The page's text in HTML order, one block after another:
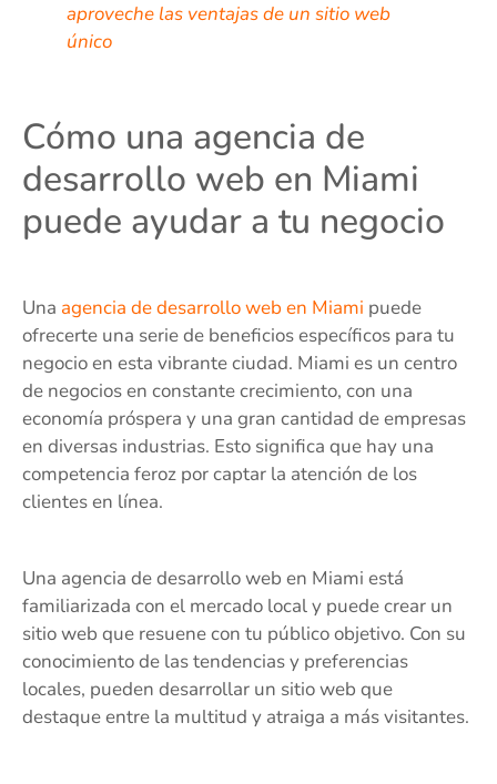
aproveche las ventajas de un sitio web
único
Cómo una agencia de
desarrollo web en Miami
puede ayudar a tu negocio
Una agencia de desarrollo web en Miami puede
ofrecerte una serie de beneficios específicos para tu
negocio en esta vibrante ciudad. Miami es un centro
de negocios en constante crecimiento, con una
economía próspera y una gran cantidad de empresas
en diversas industrias. Esto significa que hay una
competencia feroz por captar la atención de los
clientes en línea.
Una agencia de desarrollo web en Miami está
familiarizada con el mercado local y puede crear un
sitio web que resuene con tu público objetivo. Con su
conocimiento de las tendencias y preferencias
locales, pueden desarrollar un sitio web que
destaque entre la multitud y atraiga a más visitantes.